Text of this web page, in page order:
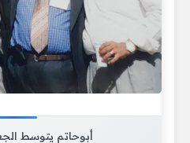
أبوحاتم يتوسط